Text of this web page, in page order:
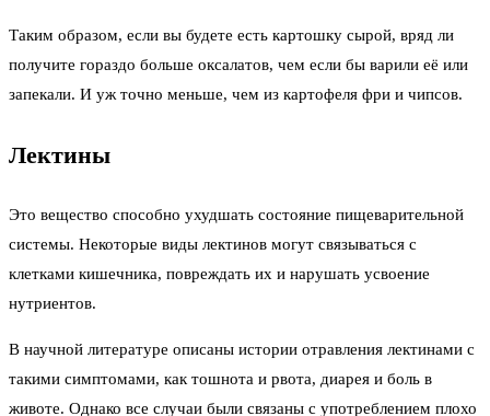
Таким образом, если вы будете есть картошку сырой, вряд ли
получите гораздо больше оксалатов, чем если бы варили её или
запекали. И уж точно меньше, чем из картофеля фри и чипсов.
Лектины
Это вещество способно ухудшать состояние пищеварительной
системы. Некоторые виды лектинов могут связываться с
клетками кишечника, повреждать их и нарушать усвоение
нутриентов.
В научной литературе описаны истории отравления лектинами с
такими симптомами, как тошнота и рвота, диарея и боль в
животе. Однако все случаи были связаны с употреблением плохо